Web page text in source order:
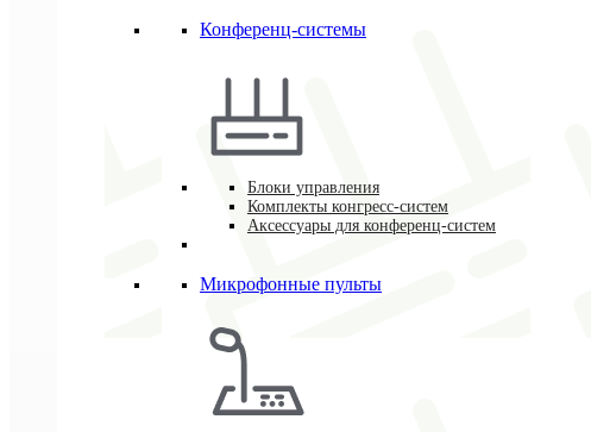
Конференц-системы
Блоки управления
Комплекты конгресс-систем
Аксессуары для конференц-систем
Микрофонные пульты